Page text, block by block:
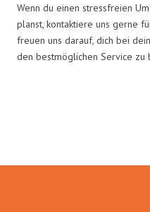
Wenn du einen stressfreien
planst, kontaktiere uns gerne
freuen uns darauf, dich bei
den bestmöglichen Service zu